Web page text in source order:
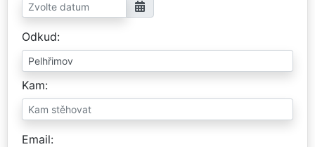
Odkud
Kam
Email